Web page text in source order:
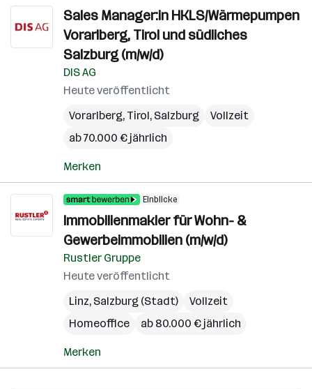
Sales Manager:in HKLS/Wärmepumpen
Vorarlberg, Tirol und südliches
Salzburg (m/w/d)
DIS AG
Heute veröffentlicht
Vorarlberg, Tirol, Salzburg
Vollzeit
ab 70.000 € jährlich
Merken
Einblicke
Immobilienmakler für Wohn- &
Gewerbeimmobilien (m/w/d)
Rustler Gruppe
Heute veröffentlicht
Linz, Salzburg (Stadt)
Vollzeit
Homeoffice
ab 80.000 € jährlich
Merken